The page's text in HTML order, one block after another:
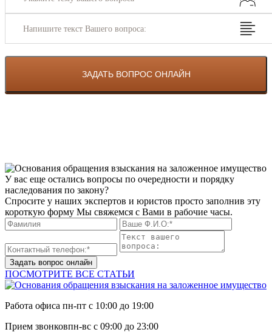
Напишите текст Вашего вопроса:
У вас еще остались вопросы по очередности и порядку
наследования по закону?
Спросите у наших экспертов и юристов просто заполнив эту
короткую форму Мы свяжемся с Вами в рабочие часы.
Задать вопрос онлайн
ПОСМОТРИТЕ ВСЕ СТАТЬИ
Работа офиса пн-пт с 10:00 до 19:00
Прием звонковпн-вс с 09:00 до 23:00